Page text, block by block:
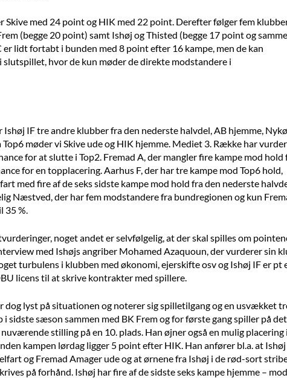
Skive med 24 point og HIK med 22 point. Derefter følger fem
(begge 20 point) samt Ishøj og Thisted (begge 17 point og samme
er lidt fortabt i bunden med 8 point efter 16 kampe, men de kan
slutspillet, hvor de kun møder de direkte modstandere i
IF tre andre klubber fra den nederste halvdel, AB hjemme,
Top6 møder vi Skive ude og HIK hjemme. Mediet 3. Række har
for at slutte i Top2. Fremad A, der mangler fire kampe mod hold
for en topplacering. Aarhus F, der har tre kampe mod Top6 hold,
med fire af de seks sidste kampe mod hold fra den nederste
Næstved, der har fem modstandere fra bundregionen og kun
35 %.
noget andet er selvfølgelig, at der skal spilles om
med Ishøjs angriber Mohamed Azaquoun, der vurderer sin
turbulens i klubben med økonomi, ejerskifte osv og Ishøj IF er pt
licens til at skrive kontrakter med spillere.
dog lyst på situationen og noterer sig spilletilgang og en usvækket
i sidste sæson sammen med BK Frem og for første gang spiller på
stilling på en 10. plads. Han øjner også en mulig placering i
kampen lørdag ligger 5 point efter HIK. Han anfører bl.a. at Ishøj
og Fremad Amager ude og at ørnene fra Ishøj i de rød-sort
på forhånd. Ishøj har fire af de sidste seks kampe hjemme – mod